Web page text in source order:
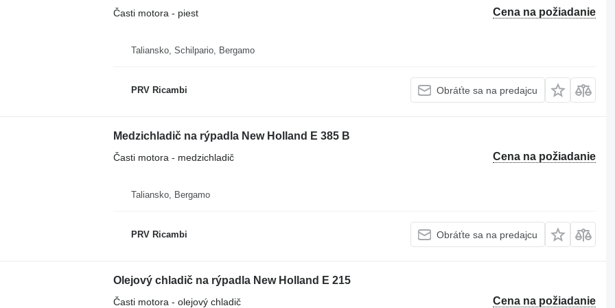
Cena na požiadanie
Časti motora - piest
Taliansko, Schilpario, Bergamo
PRV Ricambi Obráťte sa na predajcu
Medzichladič na rýpadla New Holland E 385 B
Cena na požiadanie
Časti motora - medzichladič
Taliansko, Bergamo
PRV Ricambi Obráťte sa na predajcu
Olejový chladič na rýpadla New Holland E 215
Cena na požiadanie
Časti motora - olejový chladič